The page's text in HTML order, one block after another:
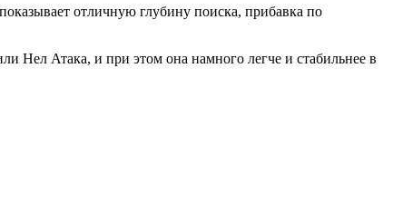
отличную глубину поиска, прибавка по
Нел Атака, и при этом она намного легче и стабильнее в